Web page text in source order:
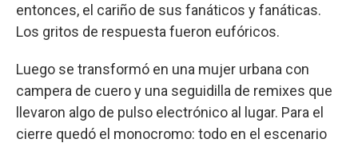
entonces, el cariño de sus fanáticos y fanáticas.
Los gritos de respuesta fueron eufóricos.
Luego se transformó en una mujer urbana con
campera de cuero y una seguidilla de remixes que
llevaron algo de pulso electrónico al lugar. Para el
cierre quedó el monocromo: todo en el escenario